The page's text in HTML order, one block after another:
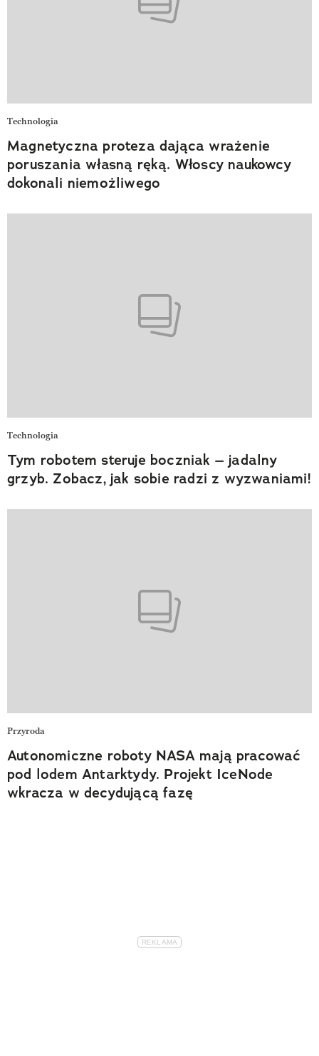
Technologia
Magnetyczna proteza dająca wrażenie
poruszania własną ręką. Włoscy naukowcy
dokonali niemożliwego
Technologia
Tym robotem steruje boczniak – jadalny
grzyb. Zobacz, jak sobie radzi z wyzwaniami!
Przyroda
Autonomiczne roboty NASA mają pracować
pod lodem Antarktydy. Projekt IceNode
wkracza w decydującą fazę